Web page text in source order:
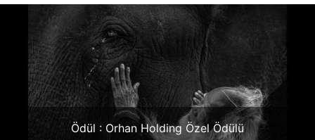
Ödül : Orhan Holding Özel Ödülü